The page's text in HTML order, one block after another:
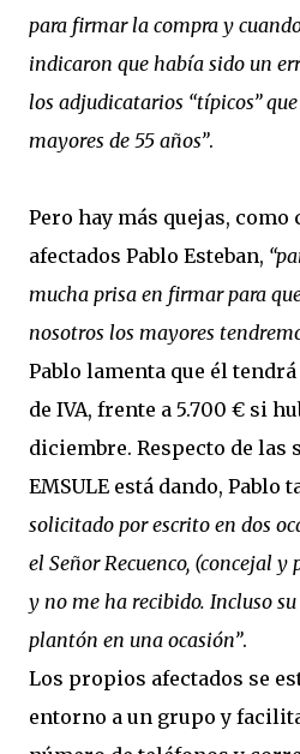
para firmar la compra y
indicaron que había sido un
los adjudicatarios “típicos”
mayores de 55 años”.
Pero hay más quejas,
afectados Pablo Esteban,
mucha prisa en firmar para
nosotros los mayores
Pablo lamenta que él
de IVA, frente a 5.700 € si
diciembre. Respecto de las
EMSULE está dando, Pablo
solicitado por escrito en dos
el Señor Recuenco, (concejal y
y no me ha recibido. Incluso
plantón en una ocasión”.
Los propios afectados se
entorno a un grupo y